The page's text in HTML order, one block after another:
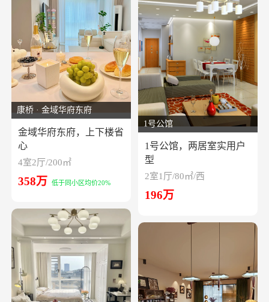
康桥 · 金域华府东府
金域华府东府，上下楼省
心
4室2厅/200㎡
358万 低于同小区均价20%
1号公馆
1号公馆，两居室实用户
型
2室1厅/80㎡/西
196万